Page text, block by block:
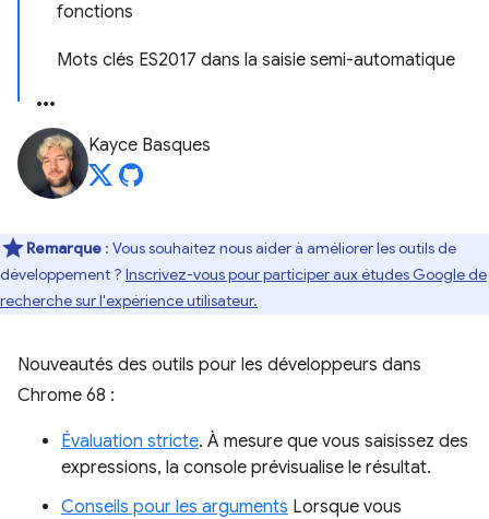
fonctions
Mots clés ES2017 dans la saisie semi-automatique
Kayce Basques
Remarque : Vous souhaitez nous aider à améliorer les outils de
développement ? Inscrivez-vous pour participer aux études Google de
recherche sur l'expérience utilisateur.
Nouveautés des outils pour les développeurs dans
Chrome 68 :
Évaluation stricte. À mesure que vous saisissez des
expressions, la console prévisualise le résultat.
Conseils pour les arguments Lorsque vous